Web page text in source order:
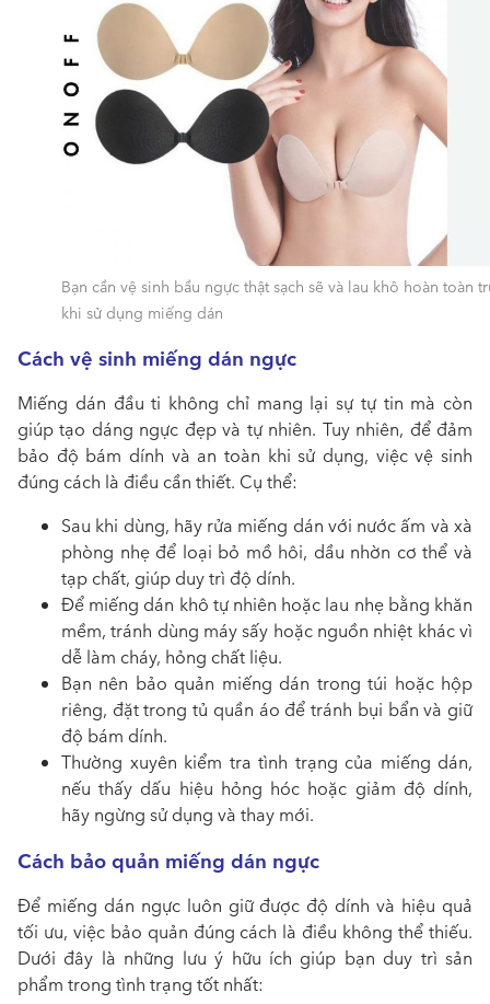
Bạn cần vệ sinh bầu ngực thật sạch sẽ và lau khô hoàn toàn
khi sử dụng miếng dán
Cách vệ sinh miếng dán ngực
Miếng dán đầu ti không chỉ mang lại sự tự tin mà còn
giúp tạo dáng ngực đẹp và tự nhiên. Tuy nhiên, để đảm
bảo độ bám dính và an toàn khi sử dụng, việc vệ sinh
đúng cách là điều cần thiết. Cụ thể:
Sau khi dùng, hãy rửa miếng dán với nước ấm và xà
phòng nhẹ để loại bỏ mồ hôi, dầu nhờn cơ thể và
tạp chất, giúp duy trì độ dính.
Để miếng dán khô tự nhiên hoặc lau nhẹ bằng khăn
mềm, tránh dùng máy sấy hoặc nguồn nhiệt khác vì
dễ làm cháy, hỏng chất liệu.
Bạn nên bảo quản miếng dán trong túi hoặc hộp
riêng, đặt trong tủ quần áo để tránh bụi bẩn và giữ
độ bám dính.
Thường xuyên kiểm tra tình trạng của miếng dán,
nếu thấy dấu hiệu hỏng hóc hoặc giảm độ dính,
hãy ngừng sử dụng và thay mới.
Cách bảo quản miếng dán ngực
Để miếng dán ngực luôn giữ được độ dính và hiệu quả
tối ưu, việc bảo quản đúng cách là điều không thể thiếu.
Dưới đây là những lưu ý hữu ích giúp bạn duy trì sản
phẩm trong tình trạng tốt nhất: